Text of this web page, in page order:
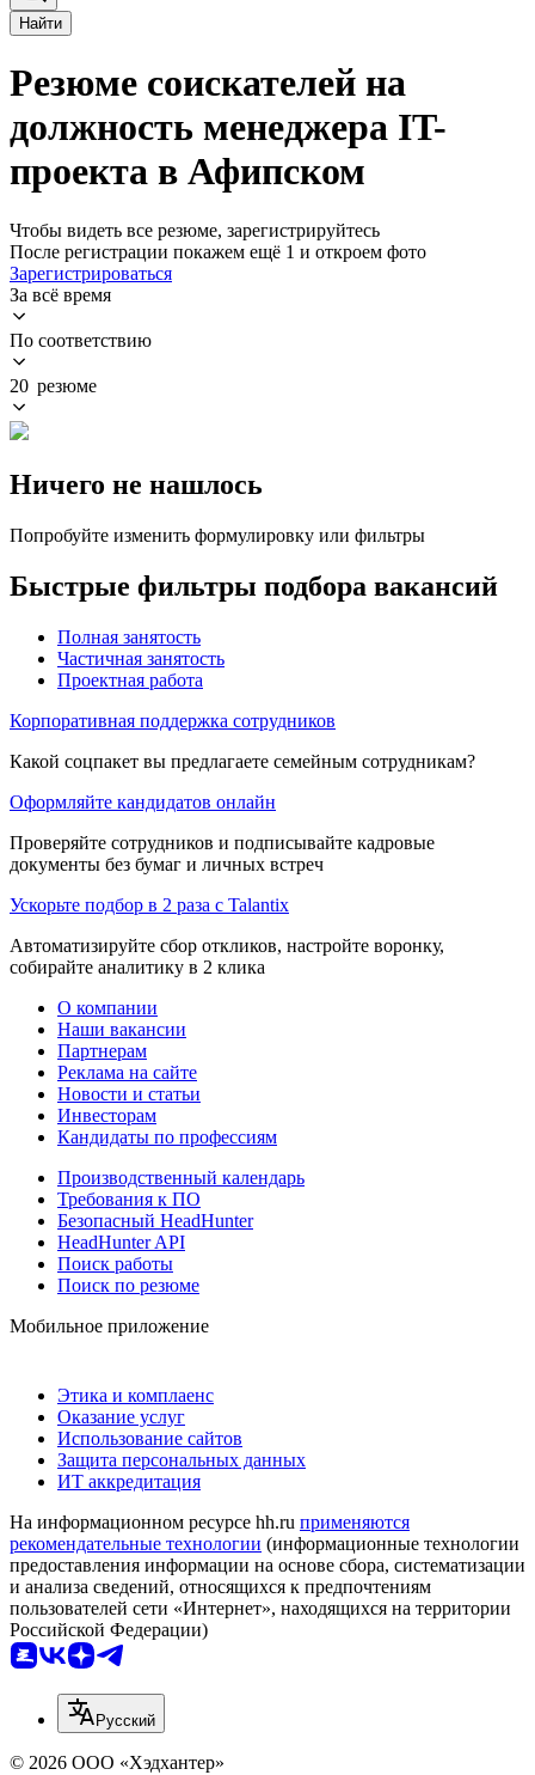
Найти
Резюме соискателей на
должность менеджера IT-
проекта в Афипском
Чтобы видеть все резюме, зарегистрируйтесь
После регистрации покажем ещё 1 и откроем фото
Зарегистрироваться
За всё время
По соответствию
20 резюме
Ничего не нашлось
Попробуйте изменить формулировку или фильтры
Быстрые фильтры подбора вакансий
Полная занятость
Частичная занятость
Проектная работа
Корпоративная поддержка сотрудников
Какой соцпакет вы предлагаете семейным сотрудникам?
Оформляйте кандидатов онлайн
Проверяйте сотрудников и подписывайте кадровые
документы без бумаг и личных встреч
Ускорьте подбор в 2 раза с Talantix
Автоматизируйте сбор откликов, настройте воронку,
собирайте аналитику в 2 клика
О компании
Наши вакансии
Партнерам
Реклама на сайте
Новости и статьи
Инвесторам
Кандидаты по профессиям
Производственный календарь
Требования к ПО
Безопасный HeadHunter
HeadHunter API
Поиск работы
Поиск по резюме
Мобильное приложение
Этика и комплаенс
Оказание услуг
Использование сайтов
Защита персональных данных
ИТ аккредитация
На информационном ресурсе hh.ru применяются
рекомендательные технологии (информационные технологии
предоставления информации на основе сбора, систематизации
и анализа сведений, относящихся к предпочтениям
пользователей сети «Интернет», находящихся на территории
Российской Федерации)
Русский
© 2026 ООО «Хэдхантер»